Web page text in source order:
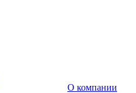
О компании